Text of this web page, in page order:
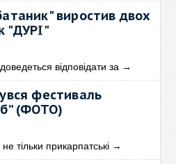
виростив двох
"ДУРІ"
відповідати за →
фестиваль
(ФОТО)
тільки прикарпатські →